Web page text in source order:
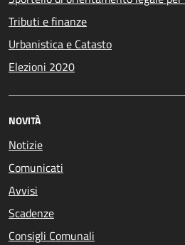
Tributi e finanze
Urbanistica e Catasto
Elezioni 2020
NOVITÀ
Notizie
Comunicati
Avvisi
Scadenze
Consigli Comunali